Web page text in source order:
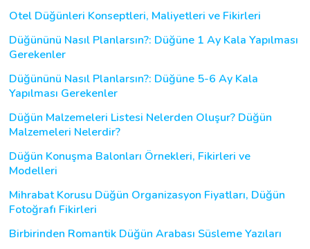
Otel Düğünleri Konseptleri, Maliyetleri ve Fikirleri
Düğününü Nasıl Planlarsın?: Düğüne 1 Ay Kala Yapılması
Gerekenler
Düğününü Nasıl Planlarsın?: Düğüne 5-6 Ay Kala
Yapılması Gerekenler
Düğün Malzemeleri Listesi Nelerden Oluşur? Düğün
Malzemeleri Nelerdir?
Düğün Konuşma Balonları Örnekleri, Fikirleri ve
Modelleri
Mihrabat Korusu Düğün Organizasyon Fiyatları, Düğün
Fotoğrafı Fikirleri
Birbirinden Romantik Düğün Arabası Süsleme Yazıları